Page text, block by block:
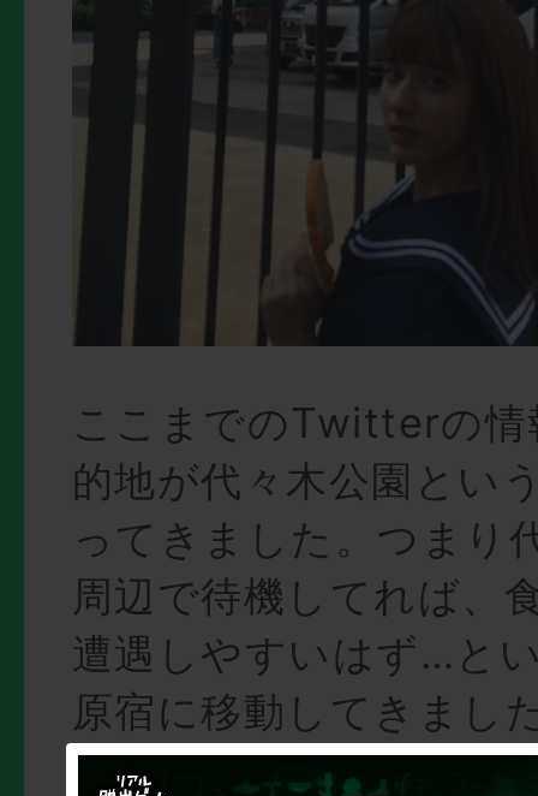
ここまでのTwitterの情
的地が代々木公園とい
ってきました。つまり
周辺で待機してれば、
遭遇しやすいはず…と
原宿に移動してきまし
等生の小池さんのこん